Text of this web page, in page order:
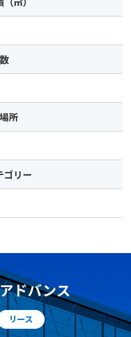
所
ゴリー
ドバンス
リース